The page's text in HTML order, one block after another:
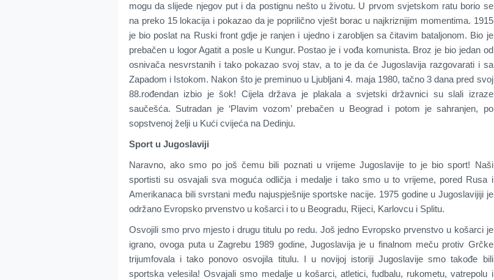
mogu da slijede njegov put i da postignu nešto u životu. U prvom svjetskom ratu borio se
na preko 15 lokacija i pokazao da je poprilično vješt borac u najkriznijim momentima. 1915
je bio poslat na Ruski front gdje je ranjen i ujedno i zarobljen sa čitavim bataljonom. Bio je
prebačen u logor Agatit a posle u Kungur. Postao je i vođa komunista. Broz je bio jedan od
osnivača nesvrstanih i tako pokazao svoj stav, a to je da će Jugoslavija razgovarati i sa
Zapadom i Istokom. Nakon što je preminuo u Ljubljani 4. maja 1980, tačno 3 dana pred svoj
88.rođendan izbio je šok! Cijela država je plakala a svjetski državnici su slali izraze
saučešća. Sutradan je ‘Plavim vozom’ prebačen u Beograd i potom je sahranjen, po
sopstvenoj želji u Kući cvijeća na Dedinju.
Sport u Jugoslaviji
Naravno, ako smo po još čemu bili poznati u vrijeme Jugoslavije to je bio sport! Naši
sportisti su osvajali sva moguća odličja i medalje i tako smo u to vrijeme, pored Rusa i
Amerikanaca bili svrstani među najuspješnije sportske nacije. 1975 godine u Jugoslavijiji je
održano Evropsko prvenstvo u košarci i to u Beogradu, Rijeci, Karlovcu i Splitu.
Osvojili smo prvo mjesto i drugu titulu po redu. Još jedno Evropsko prvenstvo u košarci je
igrano, ovoga puta u Zagrebu 1989 godine, Jugoslavija je u finalnom meču protiv Grčke
trijumfovala i tako ponovo osvojila titulu. I u novijoj istoriji Jugoslavije smo takođe bili
sportska velesila! Osvajali smo medalje u košarci, atletici, fudbalu, rukometu, vatrepolu i